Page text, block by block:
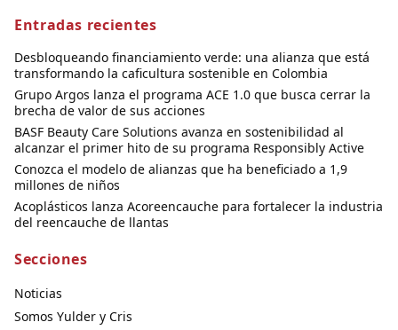
Entradas recientes
Desbloqueando financiamiento verde: una alianza que está
transformando la caficultura sostenible en Colombia
Grupo Argos lanza el programa ACE 1.0 que busca cerrar la
brecha de valor de sus acciones
BASF Beauty Care Solutions avanza en sostenibilidad al
alcanzar el primer hito de su programa Responsibly Active
Conozca el modelo de alianzas que ha beneficiado a 1,9
millones de niños
Acoplásticos lanza Acoreencauche para fortalecer la industria
del reencauche de llantas
Secciones
Noticias
Somos Yulder y Cris